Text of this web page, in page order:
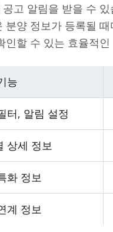
고 알림을 받을 수
양 정보가 등록될
할 수 있는 효율적
능
터, 알림 설정
상세 정보
화 정보
계 정보